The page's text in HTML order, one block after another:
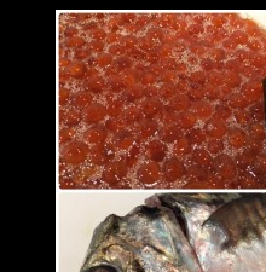
c
e
b
o
o
k
e